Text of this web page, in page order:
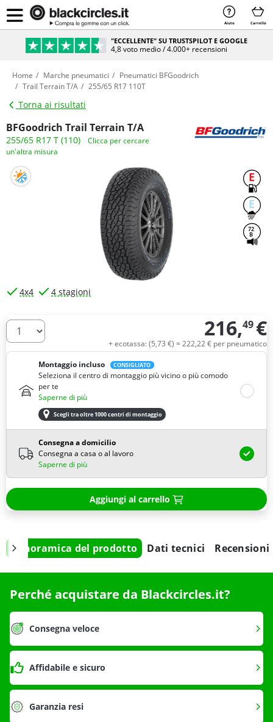
Aiuto Carrello
"ECCELLENTE" SU TRUSTSPILOT E GOOGLE
4,8 voto medio / 4.000+ recensioni
Home Marche pneumatici
Pneumatici BFGoodrich
Trail Terrain T/A
255/65 R17 110T
Torna ai risultati
BFGoodrich Trail Terrain T/A
255/65 R17 T (110)
Clicca per cercare
un'altra misura
E
E
72
B
4x4 4 stagioni
Quantità 216,49 €
+ ecotassa: (5,73 €) = 222,22€ per pneumatico
Montaggio incluso
CONSIGLIATO
Seleziona il centro di montaggio più vicino o più comodo
per te
Saperne di più
Scegli tra oltre 1000 centri di montaggio
Consegna a domicilio
Consegna a casa o al lavoro
Saperne di più
Aggiungi al carrello
Panoramica del prodotto Dati tecnici Recensioni
Perché acquistare da Blackcircles.it?
Consegna veloce
Affidabile e sicuro
Garanzia resi